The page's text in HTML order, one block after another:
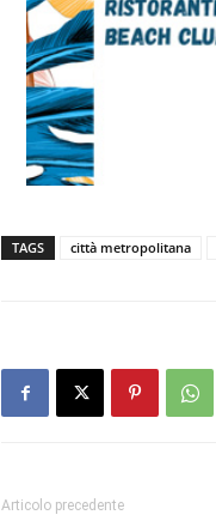
TAGS città metropolitana
Articolo precedente